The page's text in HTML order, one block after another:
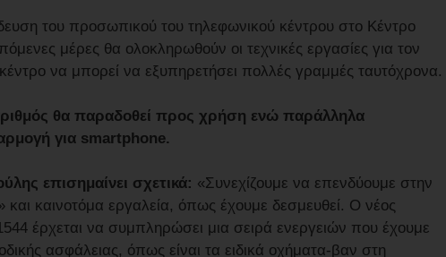
του προσωπικού του τηλεφωνικού κέντρου στο Κέντρο
μέρες θα ολοκληρωθούν οι τεχνικές εργασίες για τον
να μπορεί να εξυπηρετήσει πολλές γραμμές ταυτόχρονα.
θα παραδοθεί προς χρήση ενώ παράλληλα
για smartphone.
επισημαίνει σχετικά: «Συνεχίζουμε να επενδύουμε στην
καινοτόμα εργαλεία, όπως έχουμε δεσμευθεί. Ο νέος
έρχεται να συμπληρώσει μια σειρά ενεργειών που έχουμε
ασφάλειας, όπως είναι τα ειδικά οχήματα-βαν στη